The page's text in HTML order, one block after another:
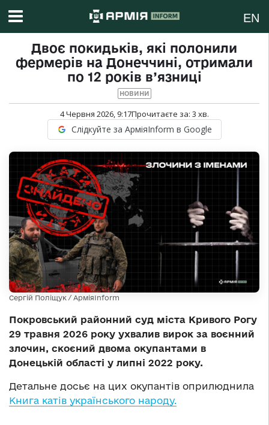
EN
Двоє покидьків, які полонили
фермерів на Донеччині, отримали
по 12 років в’язниці
НОВИНИ
4 Червня 2026, 9:17Прочитаєте за: 3 хв.
Слідкуйте за АрміяInform в Google
Сергій Поліщук / АрміяInform
Покровський районний суд міста Кривого Рогу
29 травня 2026 року ухвалив вирок за воєнний
злочин, скоєний двома окупантами в
Донецькій області у липні 2022 року.
Детальне досьє на цих окупантів оприлюднила
Книга катів українського народу.